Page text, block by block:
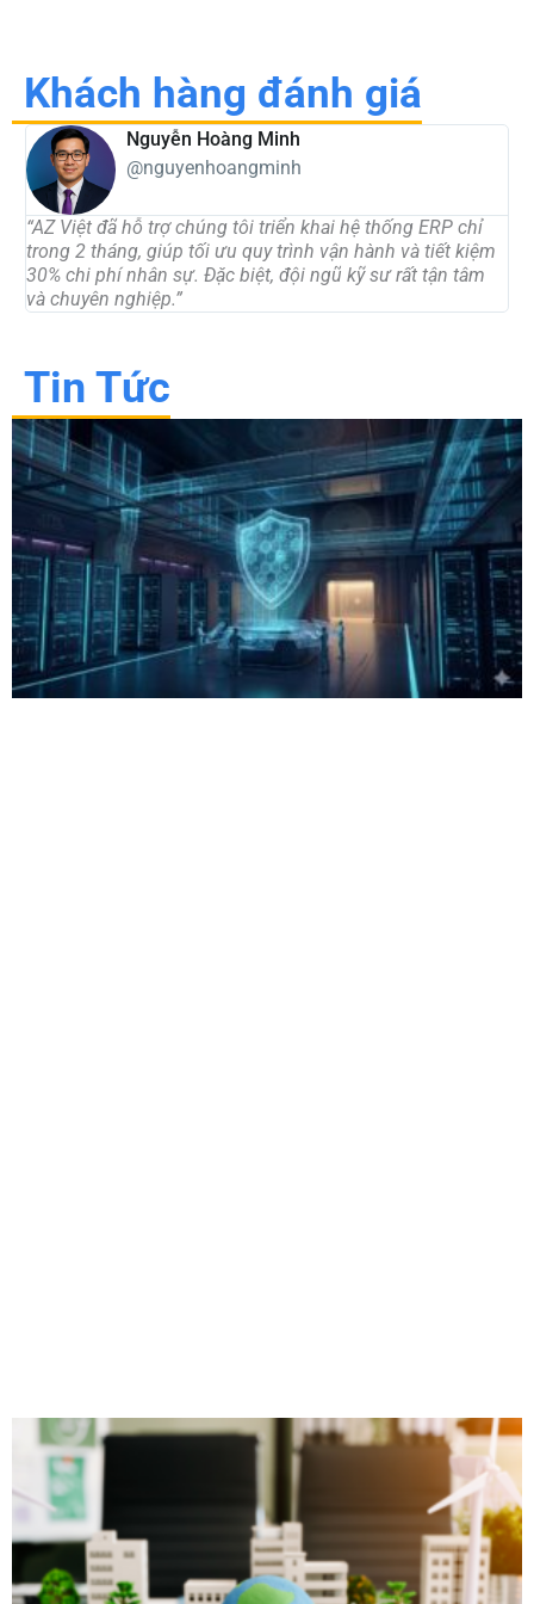
Khách hàng đánh giá
Nguyễn Hoàng Minh
@nguyenhoangminh
“AZ Việt đã hỗ trợ chúng tôi triển khai hệ thống ERP chỉ
trong 2 tháng, giúp tối ưu quy trình vận hành và tiết kiệm
30% chi phí nhân sự. Đặc biệt, đội ngũ kỹ sư rất tận tâm
và chuyên nghiệp.”
Tin Tức